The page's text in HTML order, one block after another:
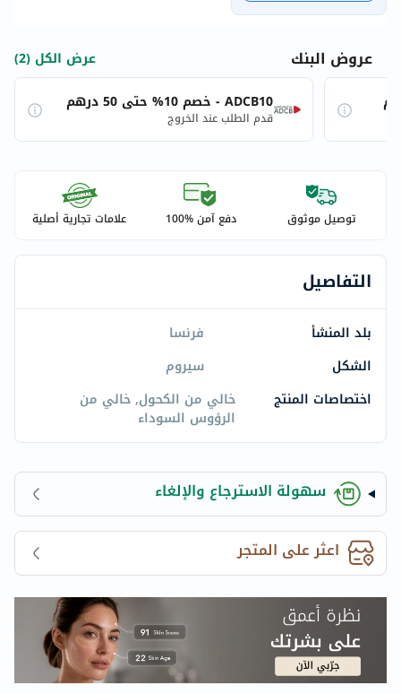
عروض البنك
عرض الكل (2)
ADCB10 - خصم 10% حتى 50 درهم
قدم الطلب عند الخروج
توصيل موثوق دفع آمن %100 علامات تجارية أصلية
التفاصيل
بلد المنشأ
فرنسا
الشكل
سيروم
اختصاصات المنتج
خالي من الكحول, خالي من
الرؤوس السوداء
سهولة الاسترجاع والإلغاء
اعثر على المتجر